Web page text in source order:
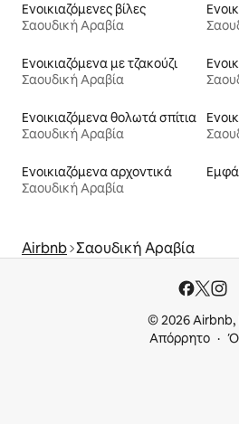
Ενοικιαζόμενες βίλες
Σαουδική Αραβία
Ενοικιαζόμενα με τζακούζι
Σαουδική Αραβία
Ενοικιαζόμενα θολωτά σπίτια
Σαουδική Αραβία
Ενοικιαζόμενα αρχοντικά
Σαουδική Αραβία
Airbnb Σαουδική Αραβία
© 2026 Airbnb,
Απόρρητο